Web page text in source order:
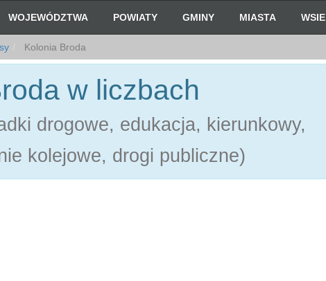
WOJEWÓDZTWA POWIATY GMINY MIASTA WSIE
Kolonia Broda
w liczbach
drogowe, edukacja, kierunkowy,
kolejowe, drogi publiczne)